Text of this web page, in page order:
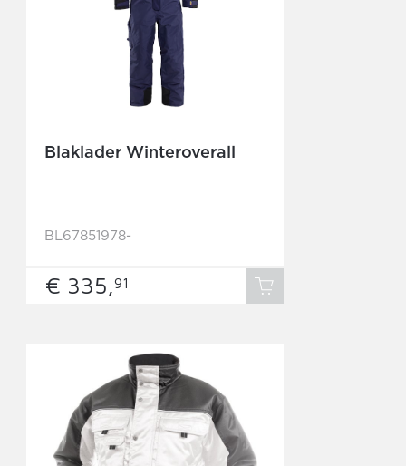
Blaklader Winteroverall
BL67851978-
€ 335,91